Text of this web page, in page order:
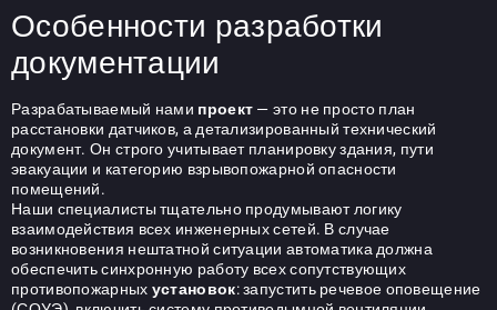
Особенности разработки
документации
Разрабатываемый нами проект — это не просто план
расстановки датчиков, а детализированный технический
документ. Он строго учитывает планировку здания, пути
эвакуации и категорию взрывопожарной опасности
помещений.
Наши специалисты тщательно продумывают логику
взаимодействия всех инженерных сетей. В случае
возникновения нештатной ситуации автоматика должна
обеспечить синхронную работу всех сопутствующих
противопожарных установок: запустить речевое оповещение